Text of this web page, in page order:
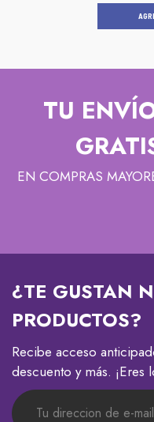
TU
EN COMPRAS
¿TE GUSTAN
PRODUCTOS?
Recibe acceso
descuento y más.